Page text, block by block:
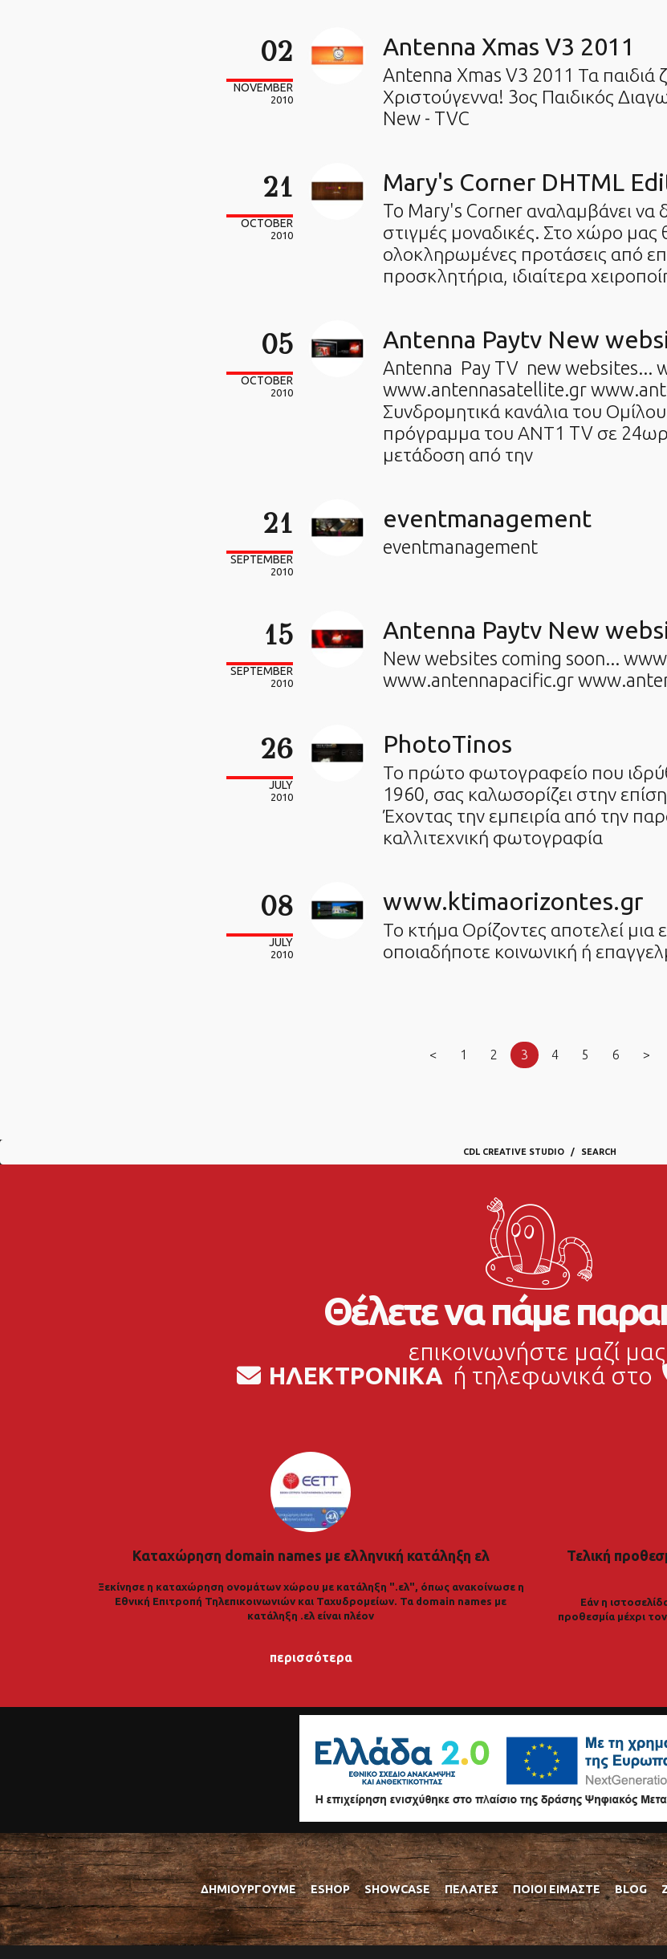
02
NOVEMBER
2010
Antenna Xmas V3 2011
Antenna Xmas V3 2011 Τα παιδιά
Χριστούγεννα! 3ος Παιδικός
New - TVC
21
OCTOBER
2010
Mary's Corner DHTML
To Mary's Corner αναλαμβάνει να
στιγμές μοναδικές. Στο χώρο μας
ολοκληρωμένες προτάσεις από
προσκλητήρια, ιδιαίτερα
05
OCTOBER
2010
Antenna Paytv New
Antenna Pay TV new websites...
www.antennasatellite.gr
Συνδρομητικά κανάλια του
πρόγραμμα του ΑΝΤ1 TV σε
μετάδοση από την
21
SEPTEMBER
2010
eventmanagement
eventmanagement
15
SEPTEMBER
2010
Antenna Paytv New
New websites coming soon...
www.antennapacific.gr
26
JULY
2010
PhotoTinos
Το πρώτο φωτογραφείο που
1960, σας καλωσορίζει στην
Έχοντας την εμπειρία από την
καλλιτεχνική φωτογραφία
08
JULY
2010
www.ktimaorizontes.gr
Το κτήμα Ορίζοντες αποτελεί μια
οποιαδήποτε κοινωνική ή
< 1 2 3 4 5 6 >
CDL CREATIVE STUDIO SEARCH
Θέλετε να πάμε
επικοινωνήστε μαζί
ΗΛΕΚΤΡΟΝΙΚΑ ή τηλεφωνικά στο
Καταχώρηση domain names με ελληνική κατάληξη ελ
Ξεκίνησε η καταχώρηση ονομάτων χώρου με κατάληξη ".ελ", όπως ανακοίνωσε η
Εθνική Επιτροπή Τηλεπικοινωνιών και Ταχυδρομείων. Τα domain names με
κατάληξη .ελ είναι πλέον
περισσότερα
Τελική
Εάν η
προθεσμία μέχρι
ΔΗΜΙΟΥΡΓΟΎΜΕ ESHOP SHOWCASE ΠΕΛΆΤΕΣ ΠΟΙΟΊ ΕΊΜΑΣΤΕ BLOG